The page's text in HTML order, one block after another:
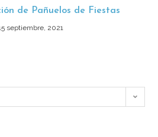
de Pañuelos de Fiestas
septiembre, 2021